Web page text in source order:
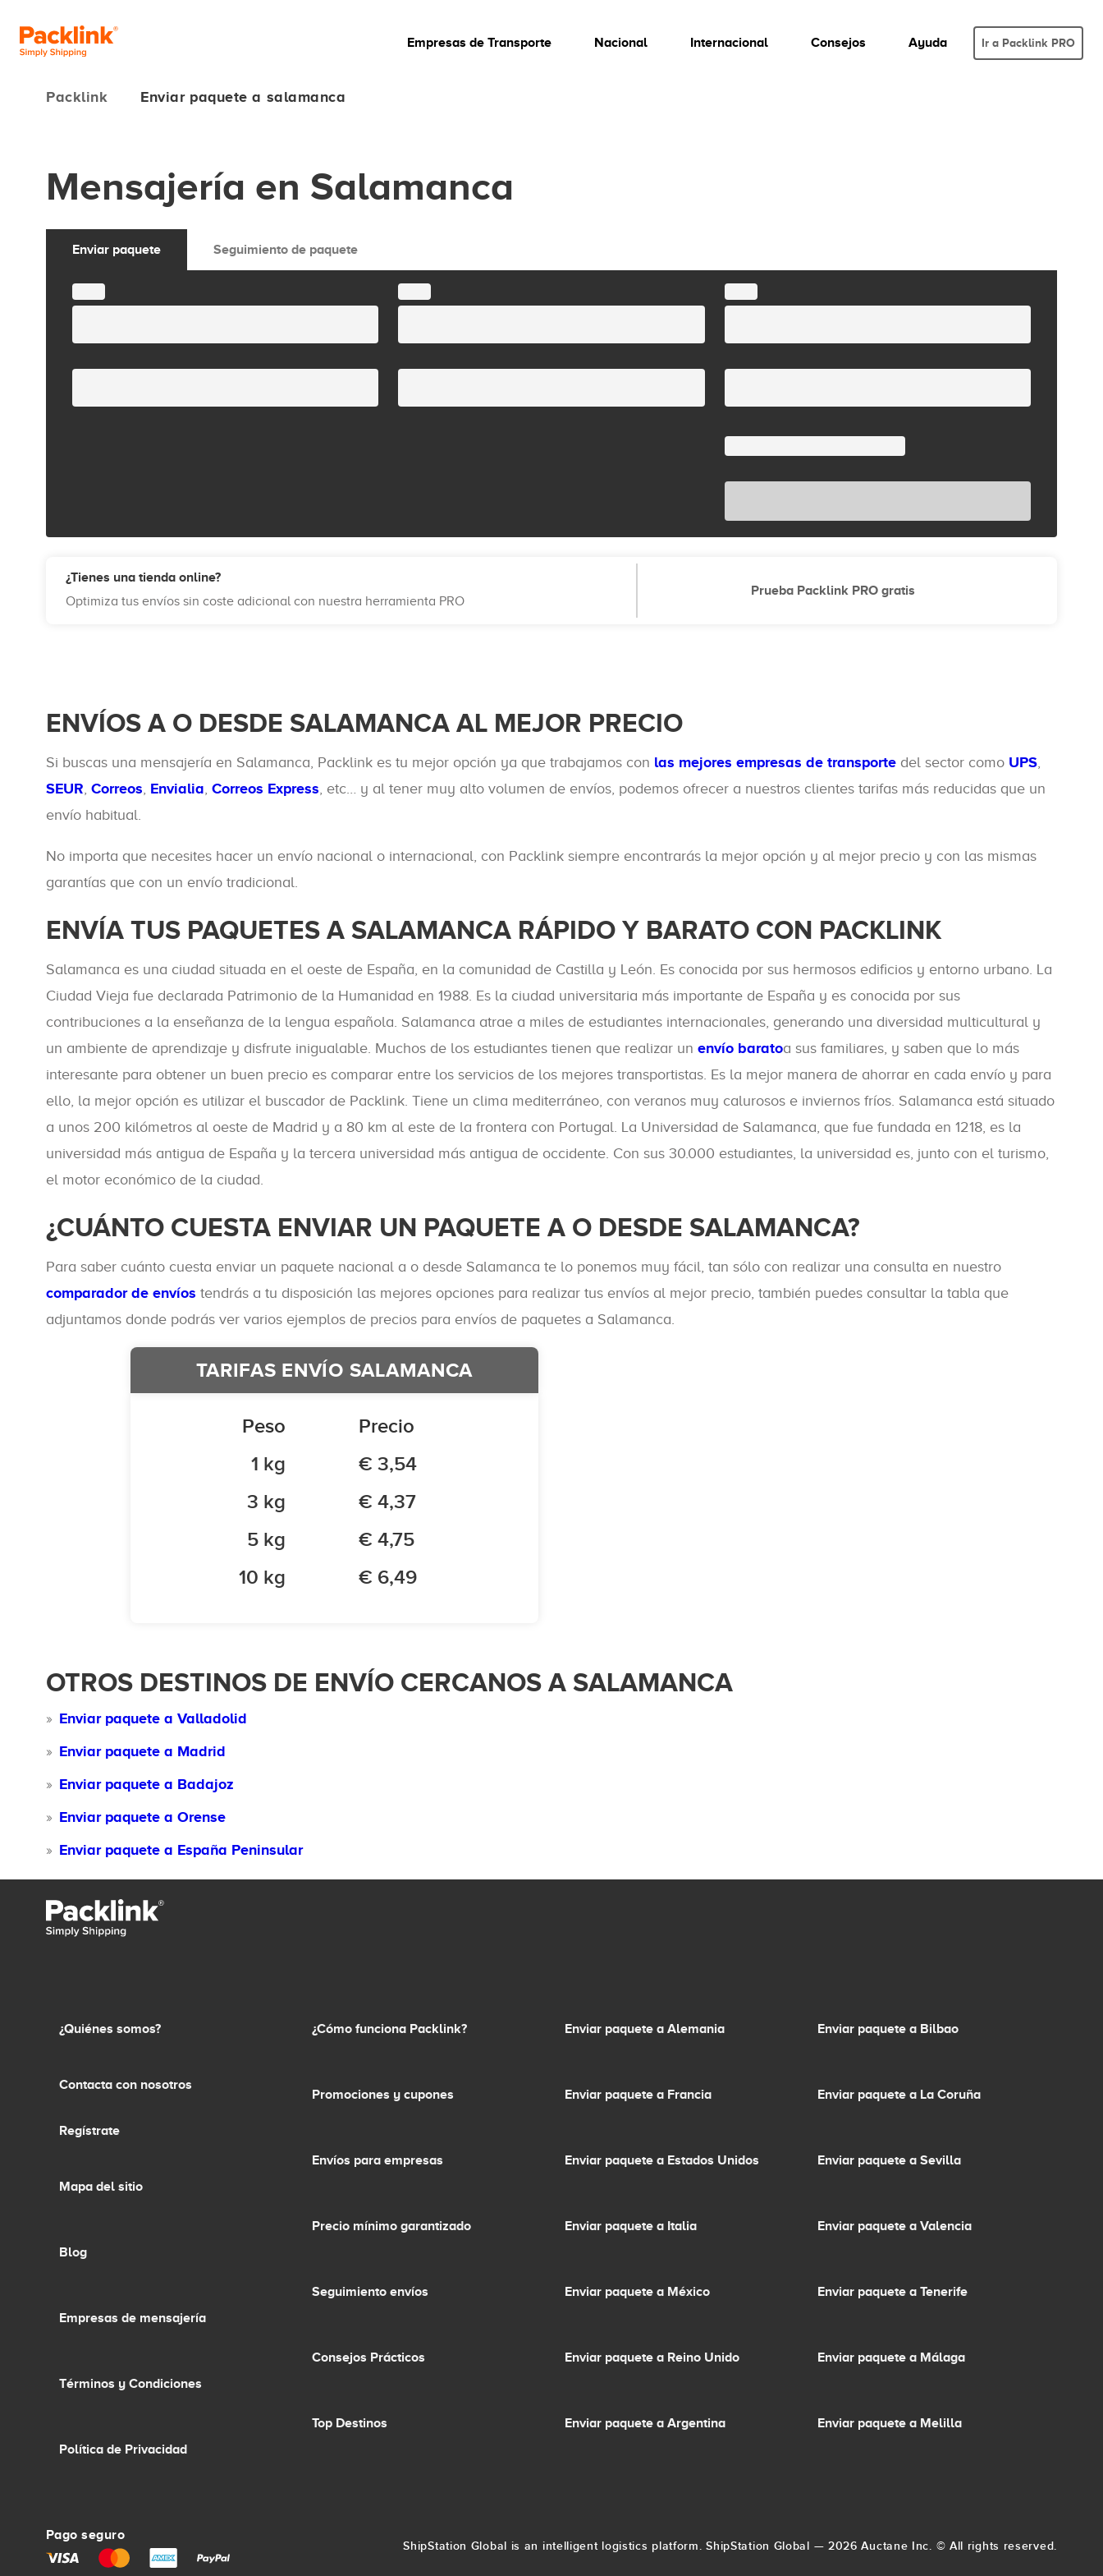
Empresas de Transporte Nacional Internacional Consejos Ayuda Ir a Packlink PRO
Packlink Enviar paquete a salamanca
Mensajería en Salamanca
Enviar paquete Seguimiento de paquete
¿Tienes una tienda online?
Optimiza tus envíos sin coste adicional con nuestra herramienta PRO
Prueba Packlink PRO gratis
ENVÍOS A O DESDE SALAMANCA AL MEJOR PRECIO
Si buscas una mensajería en Salamanca, Packlink es tu mejor opción ya que trabajamos con las mejores empresas de transporte del sector como UPS,
SEUR, Correos, Envialia, Correos Express, etc… y al tener muy alto volumen de envíos, podemos ofrecer a nuestros clientes tarifas más reducidas que un
envío habitual.
No importa que necesites hacer un envío nacional o internacional, con Packlink siempre encontrarás la mejor opción y al mejor precio y con las mismas
garantías que con un envío tradicional.
ENVÍA TUS PAQUETES A SALAMANCA RÁPIDO Y BARATO CON PACKLINK
Salamanca es una ciudad situada en el oeste de España, en la comunidad de Castilla y León. Es conocida por sus hermosos edificios y entorno urbano. La
Ciudad Vieja fue declarada Patrimonio de la Humanidad en 1988. Es la ciudad universitaria más importante de España y es conocida por sus
contribuciones a la enseñanza de la lengua española. Salamanca atrae a miles de estudiantes internacionales, generando una diversidad multicultural y
un ambiente de aprendizaje y disfrute inigualable. Muchos de los estudiantes tienen que realizar un envío baratoa sus familiares, y saben que lo más
interesante para obtener un buen precio es comparar entre los servicios de los mejores transportistas. Es la mejor manera de ahorrar en cada envío y para
ello, la mejor opción es utilizar el buscador de Packlink. Tiene un clima mediterráneo, con veranos muy calurosos e inviernos fríos. Salamanca está situado
a unos 200 kilómetros al oeste de Madrid y a 80 km al este de la frontera con Portugal. La Universidad de Salamanca, que fue fundada en 1218, es la
universidad más antigua de España y la tercera universidad más antigua de occidente. Con sus 30.000 estudiantes, la universidad es, junto con el turismo,
el motor económico de la ciudad.
¿CUÁNTO CUESTA ENVIAR UN PAQUETE A O DESDE SALAMANCA?
Para saber cuánto cuesta enviar un paquete nacional a o desde Salamanca te lo ponemos muy fácil, tan sólo con realizar una consulta en nuestro
comparador de envíos tendrás a tu disposición las mejores opciones para realizar tus envíos al mejor precio, también puedes consultar la tabla que
adjuntamos donde podrás ver varios ejemplos de precios para envíos de paquetes a Salamanca.
TARIFAS ENVÍO SALAMANCA
Peso
Precio
1 kg
€ 3,54
3 kg
€ 4,37
5 kg
€ 4,75
10 kg
€ 6,49
OTROS DESTINOS DE ENVÍO CERCANOS A SALAMANCA
Enviar paquete a Valladolid
Enviar paquete a Madrid
Enviar paquete a Badajoz
Enviar paquete a Orense
Enviar paquete a España Peninsular
¿Quiénes somos?
Contacta con nosotros
Regístrate
Mapa del sitio
Blog
Empresas de mensajería
Términos y Condiciones
Política de Privacidad
¿Cómo funciona Packlink?
Promociones y cupones
Envíos para empresas
Precio mínimo garantizado
Seguimiento envíos
Consejos Prácticos
Top Destinos
Enviar paquete a Alemania
Enviar paquete a Francia
Enviar paquete a Estados Unidos
Enviar paquete a Italia
Enviar paquete a México
Enviar paquete a Reino Unido
Enviar paquete a Argentina
Enviar paquete a Bilbao
Enviar paquete a La Coruña
Enviar paquete a Sevilla
Enviar paquete a Valencia
Enviar paquete a Tenerife
Enviar paquete a Málaga
Enviar paquete a Melilla
Pago seguro
ShipStation Global is an intelligent logistics platform. ShipStation Global — 2026 Auctane Inc. © All rights reserved.